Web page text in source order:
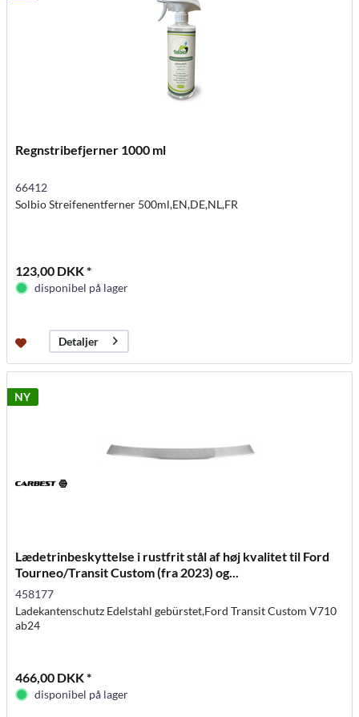
Regnstribefjerner 1000 ml
66412
Solbio Streifenentferner 500ml,EN,DE,NL,FR
123,00 DKK *
disponibel på lager
Detaljer
NY
Lædetrinbeskyttelse i rustfrit stål af høj kvalitet til Ford
Tourneo/Transit Custom (fra 2023) og...
458177
Ladekantenschutz Edelstahl gebürstet,Ford Transit Custom V710
ab24
466,00 DKK *
disponibel på lager